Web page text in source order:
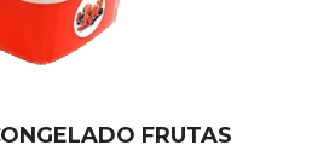
FRUTAS